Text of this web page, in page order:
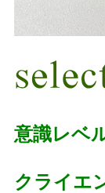
意識レベ
クライエ